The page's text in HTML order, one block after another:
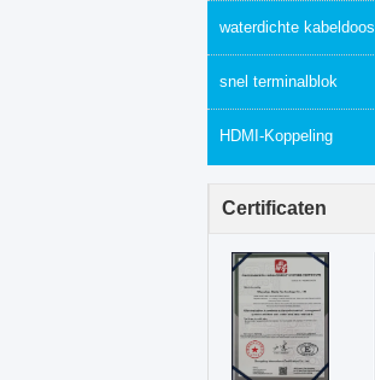
waterdichte kabeldoos
snel terminalblok
HDMI-Koppeling
Certificaten